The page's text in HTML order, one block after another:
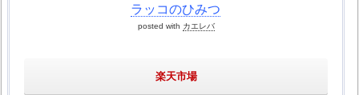
ラッコのひみつ
posted with カエレバ
楽天市場